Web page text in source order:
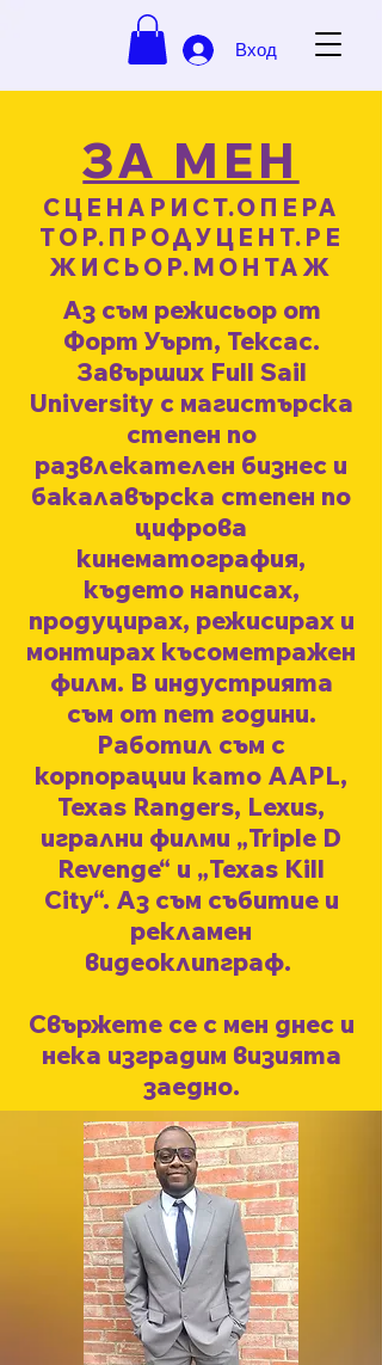
Вход
ЗА МЕН
СЦЕНАРИСТ.ОПЕРА
ТОР.ПРОДУЦЕНТ.РЕ
ЖИСЬОР.МОНТАЖ
Аз съм режисьор от
Форт Уърт, Тексас.
Завърших Full Sail
University с магистърска
степен по
развлекателен бизнес и
бакалавърска степен по
цифрова
кинематография,
където написах,
продуцирах, режисирах и
монтирах късометражен
филм. В индустрията
съм от пет години.
Работил съм с
корпорации като AAPL,
Texas Rangers, Lexus,
игрални филми „Triple D
Revenge“ и „Texas Kill
City“. Аз съм събитие и
рекламен
видеоклипграф.
Свържете се с мен днес и
нека изградим визията
заедно.